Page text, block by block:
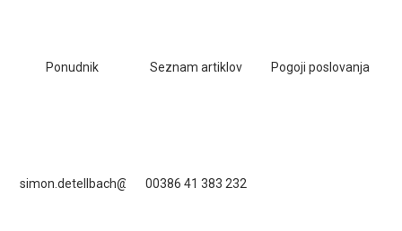
Ponudnik Seznam artiklov Pogoji poslovanja
simon.detellbach@gmail.com00386 41 383 232